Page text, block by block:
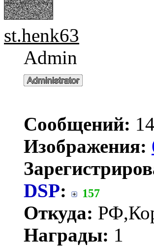
st.henk63
Admin
Сообщений:
Изображения:
DSP: 157
Откуда:
Награды: 1